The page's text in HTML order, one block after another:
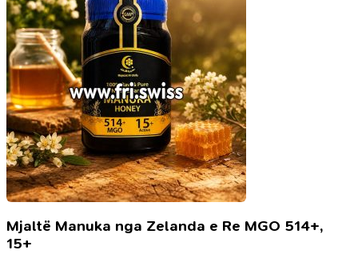
Mjaltë Manuka nga Zelanda e Re MGO 514+,
15+